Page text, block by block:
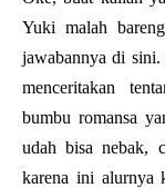
Yuki malah
jawabannya di sini.
menceritakan
bumbu romansa
udah bisa nebak,
karena ini alurnya